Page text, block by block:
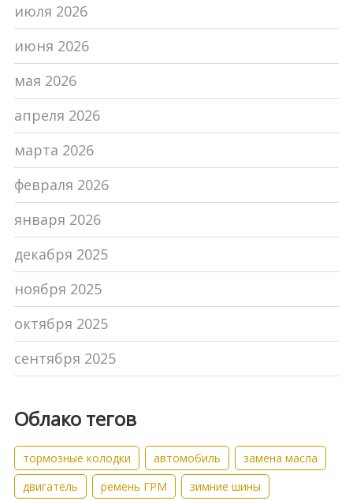
июля 2026
июня 2026
мая 2026
апреля 2026
марта 2026
февраля 2026
января 2026
декабря 2025
ноября 2025
октября 2025
сентября 2025
Облако тегов
тормозные колодки автомобиль
замена масла
двигатель
ремень ГРМ
зимние шины